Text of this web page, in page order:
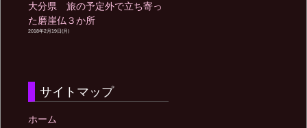
大分県 旅の予定外で立ち寄っ
た磨崖仏３か所
2018年2月19日(月)
サイトマップ
ホーム